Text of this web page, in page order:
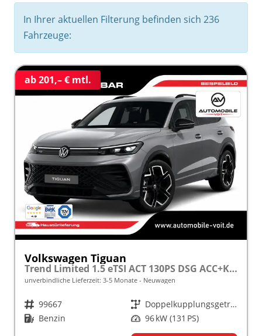
In Ihrer aktuellen Filterung befinden sich 236
Fahrzeuge:
ab 201,– € mtl.
Volkswagen Tiguan
Trend Limited 1.5 eTSI ACT 130PS DSG ACC+KAMERA+APP+KLIMA+LED+17" LM frei konfigurierbar!
unverbindliche Lieferzeit: 3-5 Monate Neuwagen
Fahrzeugnr. 99667 Getriebe
Doppelkupplungsgetriebe (DSG)
Kraftstoff Benzin Leistung 96 kW (131 PS)